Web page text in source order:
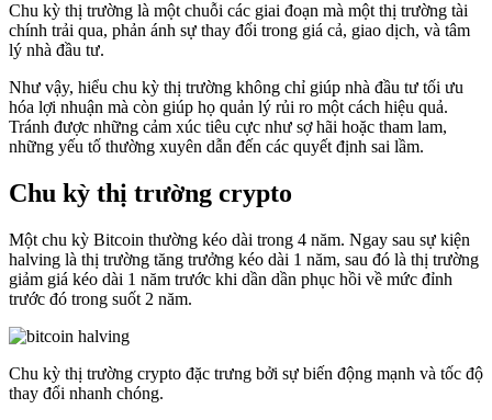
Chu kỳ thị trường là một chuỗi các giai đoạn mà một thị trường tài
chính trải qua, phản ánh sự thay đổi trong giá cả, giao dịch, và tâm
lý nhà đầu tư.
Như vậy, hiểu chu kỳ thị trường không chỉ giúp nhà đầu tư tối ưu
hóa lợi nhuận mà còn giúp họ quản lý rủi ro một cách hiệu quả.
Tránh được những cảm xúc tiêu cực như sợ hãi hoặc tham lam,
những yếu tố thường xuyên dẫn đến các quyết định sai lầm.
Chu kỳ thị trường crypto
Một chu kỳ Bitcoin thường kéo dài trong 4 năm. Ngay sau sự kiện
halving là thị trường tăng trưởng kéo dài 1 năm, sau đó là thị trường
giảm giá kéo dài 1 năm trước khi dần dần phục hồi về mức đỉnh
trước đó trong suốt 2 năm.
Chu kỳ thị trường crypto đặc trưng bởi sự biến động mạnh và tốc độ
thay đổi nhanh chóng.